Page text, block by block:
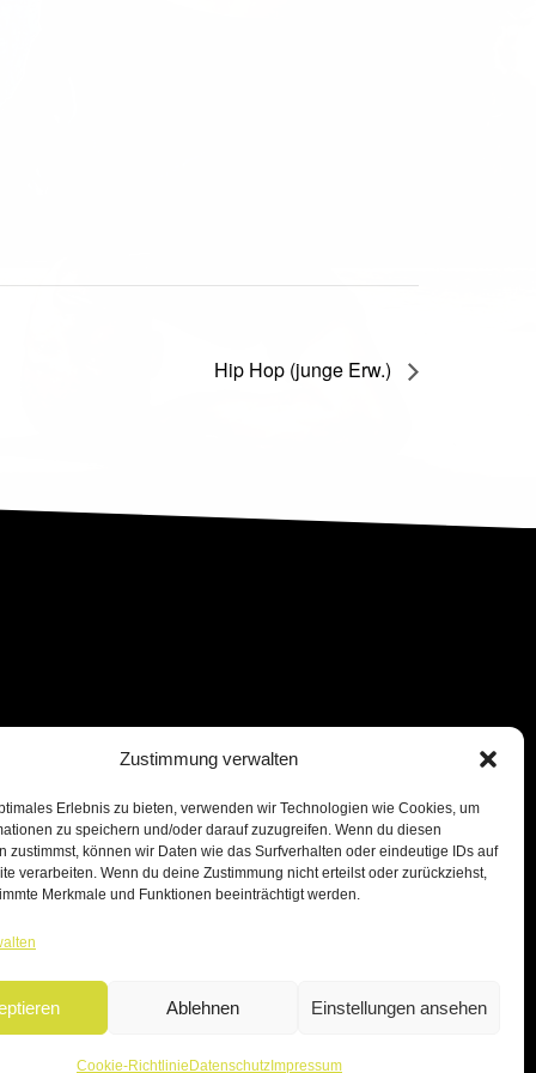
Zustimmung verwalten
Erlebnis zu bieten, verwenden wir Technologien wie Cookies, um
zu speichern und/oder darauf zuzugreifen. Wenn du diesen
zustimmst, können wir Daten wie das Surfverhalten oder eindeutige IDs auf
verarbeiten. Wenn du deine Zustimmung nicht erteilst oder zurückziehst,
Merkmale und Funktionen beeinträchtigt werden.
Ablehnen Einstellungen ansehen
Cookie-Richtlinie DatenschutzImpressum
Hip Hop (junge Erw.)